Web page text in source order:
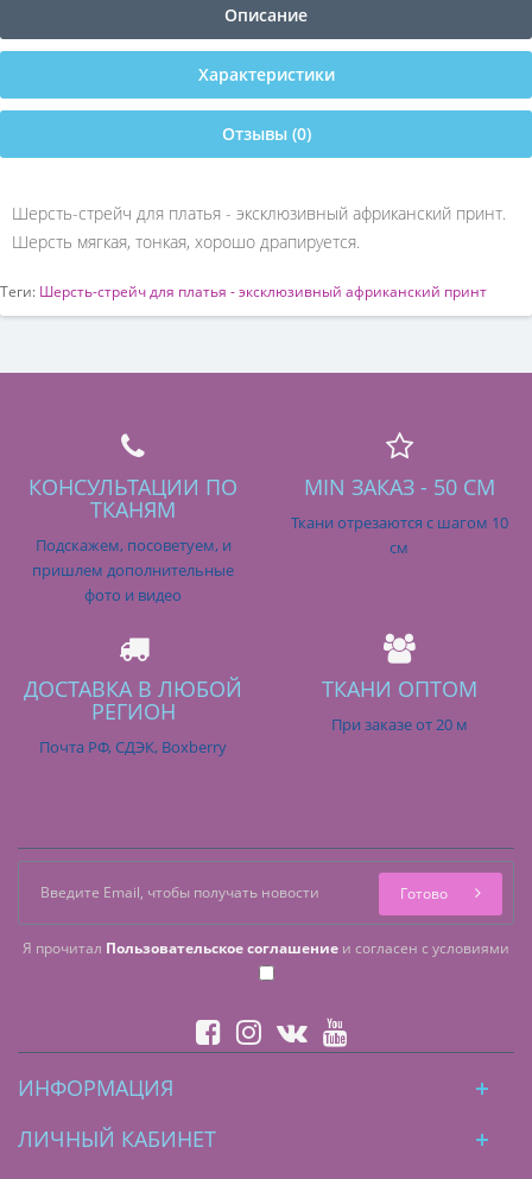
Описание
Характеристики
Отзывы (0)
Шерсть-стрейч для платья - эксклюзивный африканский принт.
Шерсть мягкая, тонкая, хорошо драпируется.
Теги: Шерсть-стрейч для платья - эксклюзивный африканский принт
КОНСУЛЬТАЦИИ ПО
ТКАНЯМ
Подскажем, посоветуем, и
пришлем дополнительные
фото и видео
MIN ЗАКАЗ - 50 СМ
Ткани отрезаются с шагом 10
см
ДОСТАВКА В ЛЮБОЙ
РЕГИОН
Почта РФ, СДЭК, Boxberry
ТКАНИ ОПТОМ
При заказе от 20 м
Я прочитал Пользовательское соглашение и согласен с условиями
Готово
ИНФОРМАЦИЯ
ЛИЧНЫЙ КАБИНЕТ